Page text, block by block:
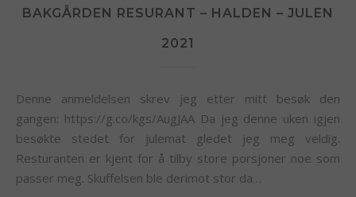
BAKGÅRDEN RESURANT – HALDEN – JULEN
2021
Denne anmeldelsen skrev jeg etter mitt besøk den
gangen: https://g.co/kgs/AugJAA Da jeg denne uken igjen
besøkte stedet for julemat gledet jeg meg veldig.
Resturanten er kjent for å tilby store porsjoner noe som
passer meg. Skuffelsen ble derimot stor da…